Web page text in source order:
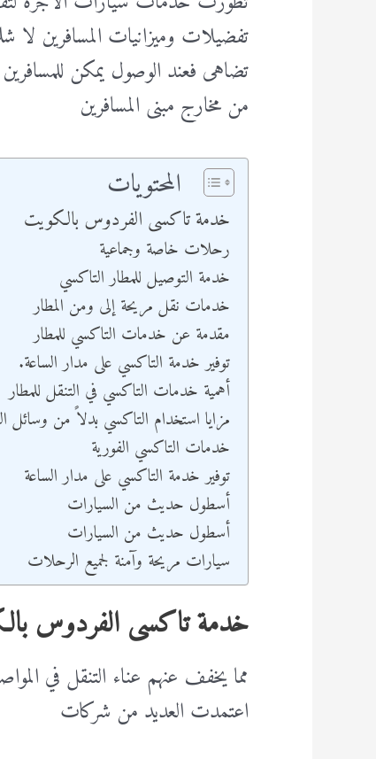
تفضيلات وميزانيات المسافرين
تضاهى فعند الوصول يمكن
من مخارج مبنى المسافرين
المحتويات
خدمة تاكسى الفردوس بالكويت
رحلات خاصة وجماعية
خدمة التوصيل للمطار التاكسي
خدمات نقل مريحة إلى ومن المطار
مقدمة عن خدمات التاكسي للمطار
توفير خدمة التاكسي على مدار الساعة.
أهمية خدمات التاكسي في التنقل للمطار
مزايا استخدام التاكسي بدلاً من وسائل
خدمات التاكسي الفورية
توفير خدمة التاكسي على مدار الساعة
أسطول حديث من السيارات
أسطول حديث من السيارات
سيارات مريحة وآمنة لجميع الرحلات
خدمة تاكسى الفردوس
مما يخفف عنهم عناء التنقل في
اعتمدت العديد من شركات